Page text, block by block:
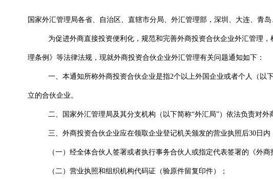
国家外汇管理局各省、自治区、直辖市分局、外汇管理部，深圳、大连、青
为促进外商直接投资便利化，规范和完善外商投资合伙企业外汇管理，
理条例》等法律法规，现就外商投资合伙企业外汇管理有关问题通知如下：
一、本通知所称外商投资合伙企业是指2个以上外国企业或者个人（以
立的合伙企业。
二、国家外汇管理局及其分支机构（以下简称“外汇局”）依法负责对
三、外商投资合伙企业应在领取企业登记机关颁发的营业执照后30日内
（一）经全体合伙人签署或者执行事务合伙人或指定代表签署的《外
（二）营业执照和组织机构代码证（验原件留复印件）；